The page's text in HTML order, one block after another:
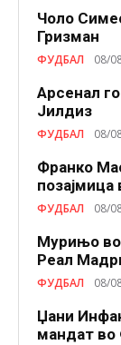
Чоло
Гризман
ФУДБАЛ 08/
Арсенал
Јилдиз
ФУДБАЛ 08/
Франко
ФУДБАЛ 08/
Мурињо
Реал
ФУДБАЛ 08/
Џани
мандат